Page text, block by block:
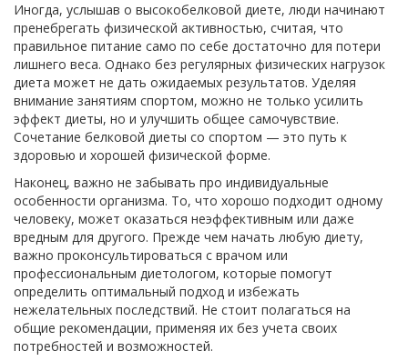
Иногда, услышав о высокобелковой диете, люди начинают
пренебрегать физической активностью, считая, что
правильное питание само по себе достаточно для потери
лишнего веса. Однако без регулярных физических нагрузок
диета может не дать ожидаемых результатов. Уделяя
внимание занятиям спортом, можно не только усилить
эффект диеты, но и улучшить общее самочувствие.
Сочетание белковой диеты со спортом — это путь к
здоровью и хорошей физической форме.
Наконец, важно не забывать про индивидуальные
особенности организма. То, что хорошо подходит одному
человеку, может оказаться неэффективным или даже
вредным для другого. Прежде чем начать любую диету,
важно проконсультироваться с врачом или
профессиональным диетологом, которые помогут
определить оптимальный подход и избежать
нежелательных последствий. Не стоит полагаться на
общие рекомендации, применяя их без учета своих
потребностей и возможностей.